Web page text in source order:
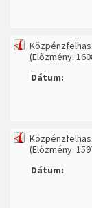
(Előzmény:
Dátum:
(Előzmény:
Dátum: